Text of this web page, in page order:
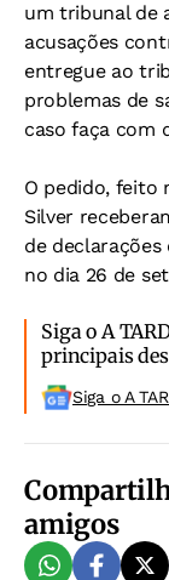
um tribunal de
acusações
entregue ao
problemas de
caso faça com
O pedido, feito
Silver
de declarações
no dia 26 de
Siga o A
principais
Siga o A
amigos